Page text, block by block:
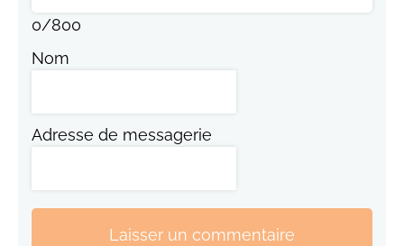
0/800
Nom
Adresse de messagerie
Laisser un commentaire